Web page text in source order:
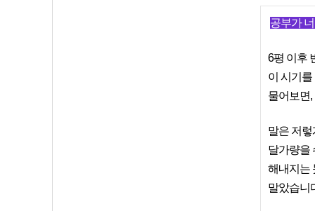
공부가
6평 이후
이 시기
물어보면
말은 저
달가량을
해내지는
말았습니